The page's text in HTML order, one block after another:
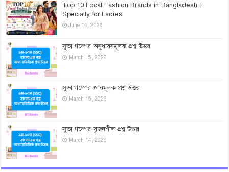
Top 10 Local Fashion Brands in Bangladesh :
Specially for Ladies
June 14, 2026
সুভা গল্পের অনুধাবনমূলক প্রশ্ন উত্তর
March 15, 2026
সুভা গল্পের জ্ঞানমূলক প্রশ্ন উত্তর
March 15, 2026
সুভা গল্পের সৃজনশীল প্রশ্ন উত্তর
March 14, 2026